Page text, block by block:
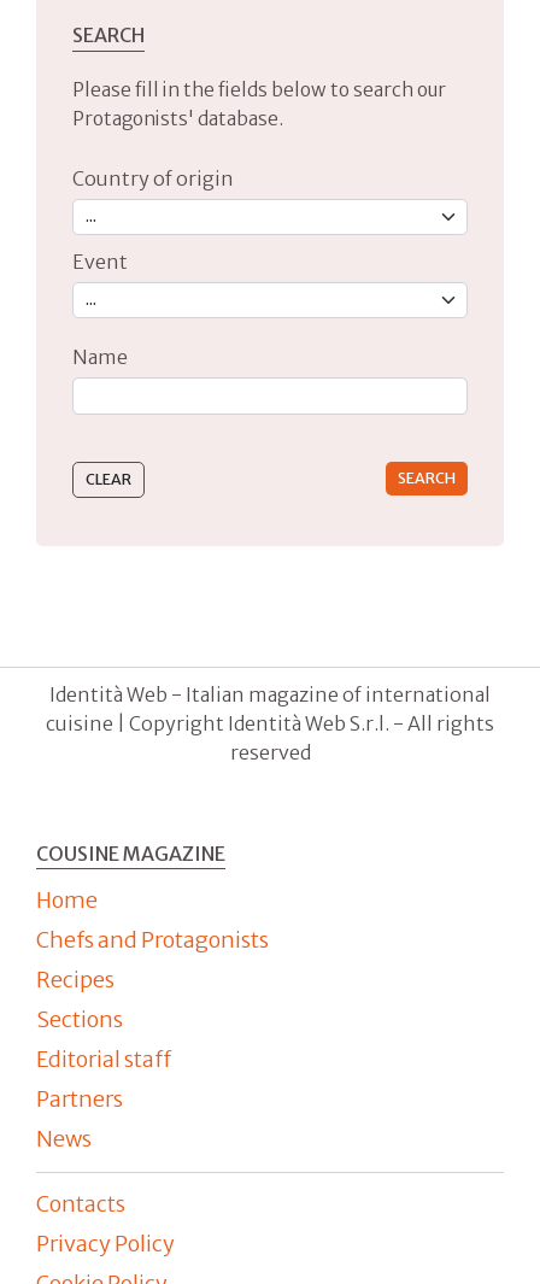
SEARCH
Please fill in the fields below to search our
Protagonists' database.
Country of origin
Event
Name
Identità Web - Italian magazine of international
cuisine | Copyright Identità Web S.r.l. - All rights
reserved
COUSINE MAGAZINE
Home
Chefs and Protagonists
Recipes
Sections
Editorial staff
Partners
News
Contacts
Privacy Policy